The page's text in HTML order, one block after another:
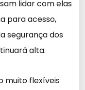
lidar com elas
para acesso,
segurança dos
alta.
muito flexíveis